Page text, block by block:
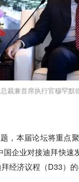
裁兼首席执行官穆罕默
，本届论坛将重点
国企业对接迪拜快
经济议程（D33）